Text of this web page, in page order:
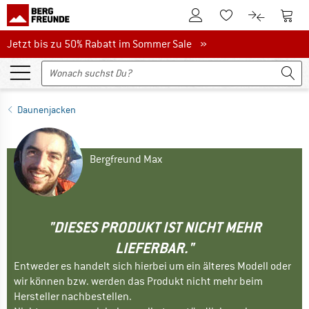
Zum KundenkontoZum Merkzettel.
Zum Zum
Jetzt bis zu 50% Rabatt im Sommer Sale
Jetzt bis zu 50% Rabatt im Sommer Sale »
Daunenjacken
Bergfreund Max
"DIESES PRODUKT IST NICHT MEHR
LIEFERBAR."
Entweder es handelt sich hierbei um ein älteres Modell oder
wir können bzw. werden das Produkt nicht mehr beim
Hersteller nachbestellen.